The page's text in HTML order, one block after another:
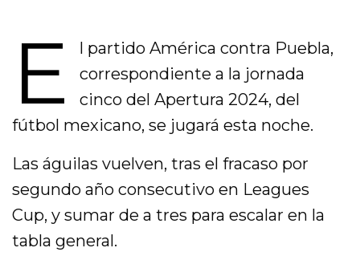
E
l partido América contra Puebla,
correspondiente a la jornada
cinco del Apertura 2024, del
fútbol mexicano, se jugará esta noche.
Las águilas vuelven, tras el fracaso por
segundo año consecutivo en Leagues
Cup, y sumar de a tres para escalar en la
tabla general.